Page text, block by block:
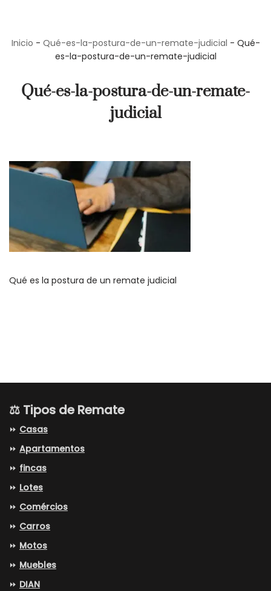
al
Inicio - Qué-es-la-postura-de-un-remate-judicial - Qué-
es-la-postura-de-un-remate-judicial
Qué-es-la-postura-de-un-remate-
judicial
Qué es la postura de un remate judicial
⚖️ Tipos de Remate
⏩ Casas
⏩ Apartamentos
⏩ fincas
⏩ Lotes
⏩ Comércios
⏩ Carros
⏩ Motos
⏩ Muebles
⏩ DIAN